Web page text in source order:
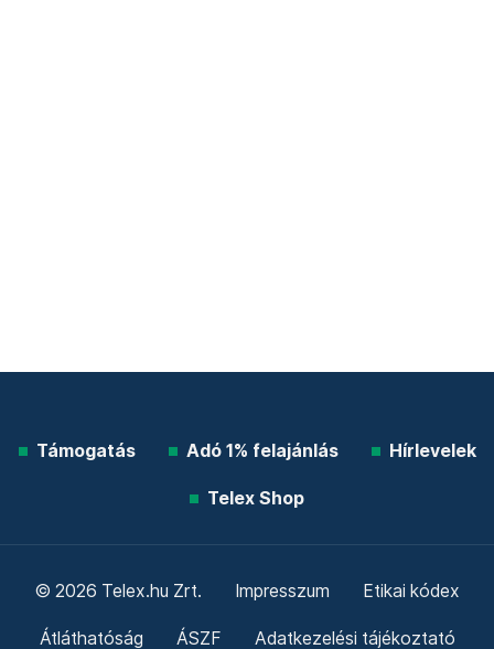
Támogatás Adó 1% felajánlás Hírlevelek
Telex Shop
© 2026 Telex.hu Zrt. Impresszum Etikai kódex
Átláthatóság ÁSZF Adatkezelési tájékoztató